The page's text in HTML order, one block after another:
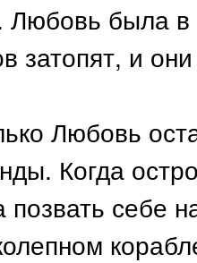
Любовь была
затопят, и
Любовь
Когда
себе